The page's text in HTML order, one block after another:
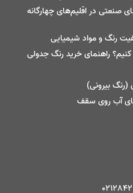
صنعتی در اقلیم‌های چهارگانه
رنگ و مواد شیمیایی
راهنمای خرید رنگ جدولی
(رنگ بیرونی)
آب روی سقف